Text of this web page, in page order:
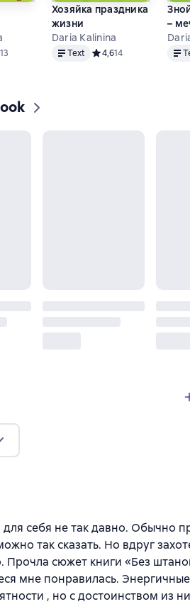
оценок
рейтинг 4,4 на основе 13 оценок
13
Хозяйка праздника
жизни
Daria Kalinina
TextText Средний рейтинг 4,6 на
4,614
–
Text
себя не так давно. Обычно
так сказать. Но вдруг
Прочла сюжет книги «Без
мне понравилась.
, но с достоинством из